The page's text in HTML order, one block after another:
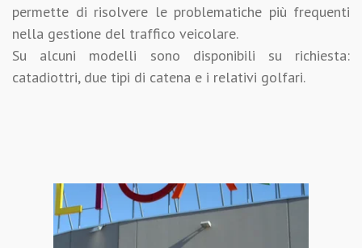
permette di risolvere le problematiche più frequenti
nella gestione del traffico veicolare.
Su alcuni modelli sono disponibili su richiesta:
catadiottri, due tipi di catena e i relativi golfari.